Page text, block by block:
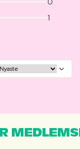
1